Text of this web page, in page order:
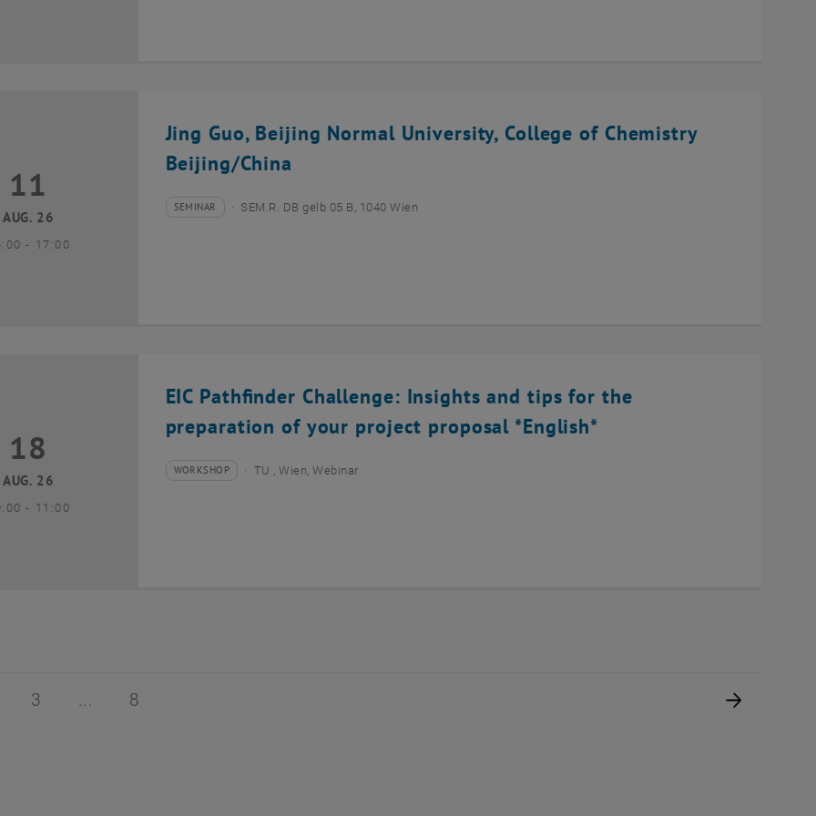
Jing Guo, Beijing Normal University, College of Chemistry
Beijing/China
August 2026
11
AUG. 26
- bis
17:00
Veranstaltungstyp:
SEMINAR
Veranstaltungsort:SEM.R. DB gelb 05 B, 1040 Wien
EIC Pathfinder Challenge: Insights and tips for the
preparation of your project proposal *English*
August 2026
18
AUG. 26
- bis
11:00
Veranstaltungstyp:
WORKSHOP
Veranstaltungsort:TU , Wien, Webinar
8
2 von 8
Seite 3 von 8
3 Seite 8 von 8
8